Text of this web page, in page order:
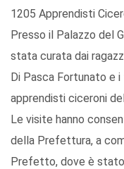
1205 Apprendisti
Presso il Palazzo del
stata curata dai
Di Pasca Fortunato e
apprendisti ciceroni
Le visite hanno
della Prefettura, a
Prefetto, dove è stato